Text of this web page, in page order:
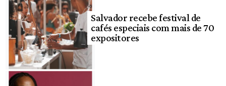
Salvador recebe festival de
cafés especiais com mais de 70
expositores